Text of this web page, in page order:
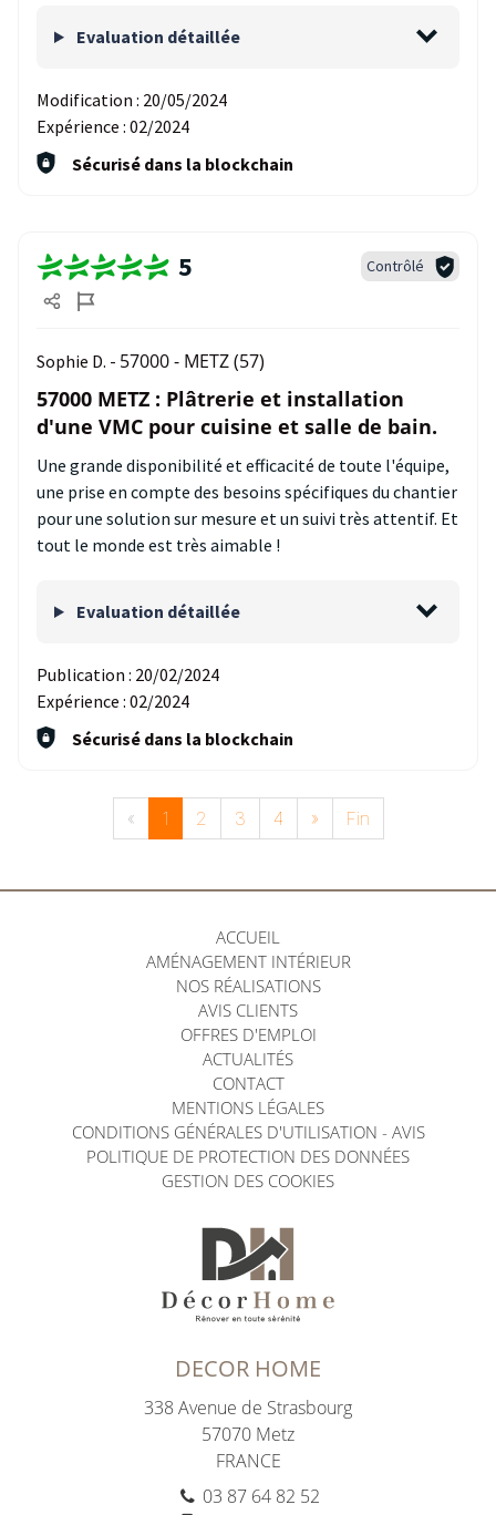
Evaluation détaillée
Modification : 20/05/2024
Expérience : 02/2024
Sécurisé dans la blockchain
5 Contrôlé
Sophie D. - 57000 - METZ (57)
57000 METZ : Plâtrerie et installation
d'une VMC pour cuisine et salle de bain.
Une grande disponibilité et efficacité de toute l'équipe,
une prise en compte des besoins spécifiques du chantier
pour une solution sur mesure et un suivi très attentif. Et
tout le monde est très aimable !
Evaluation détaillée
Publication : 20/02/2024
Expérience : 02/2024
Sécurisé dans la blockchain
« 1 2 3 4 » Fin
ACCUEIL
AMÉNAGEMENT INTÉRIEUR
NOS RÉALISATIONS
AVIS CLIENTS
OFFRES D'EMPLOI
ACTUALITÉS
CONTACT
MENTIONS LÉGALES
CONDITIONS GÉNÉRALES D'UTILISATION - AVIS
POLITIQUE DE PROTECTION DES DONNÉES
GESTION DES COOKIES
DECOR HOME
338 Avenue de Strasbourg
57070 Metz
FRANCE
03 87 64 82 52